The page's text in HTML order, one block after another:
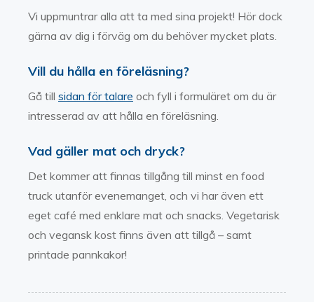
Vi uppmuntrar alla att ta med sina projekt! Hör dock
gärna av dig i förväg om du behöver mycket plats.
Vill du hålla en föreläsning?
Gå till sidan för talare och fyll i formuläret om du är
intresserad av att hålla en föreläsning.
Vad gäller mat och dryck?
Det kommer att finnas tillgång till minst en food
truck utanför evenemanget, och vi har även ett
eget café med enklare mat och snacks. Vegetarisk
och vegansk kost finns även att tillgå – samt
printade pannkakor!